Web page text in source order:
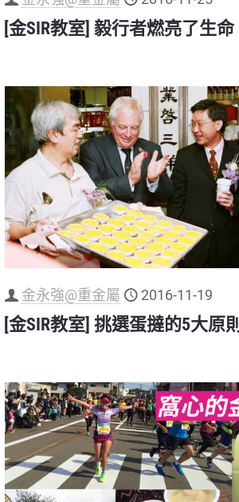
[金SIR教室] 毅行者燃亮了生命
金永強@重金屬 2016-11-19
[金SIR教室] 挑選蛋撻的5大原則